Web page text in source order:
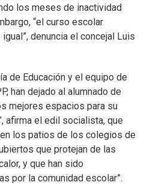
los meses de inactividad
“el curso escolar
denuncia el concejal Luis
de Educación y el equipo de
han dejado al alumnado de
mejores espacios para su
afirma el edil socialista, que
los patios de los colegios de
que protejan de las
y que han sido
por la comunidad escolar”.